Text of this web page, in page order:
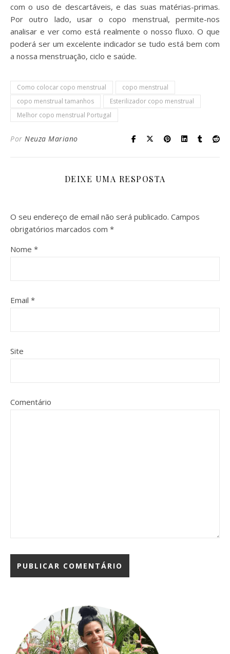
com o uso de descartáveis, e das suas matérias-primas.
Por outro lado, usar o copo menstrual, permite-nos
analisar e ver como está realmente o nosso fluxo. O que
poderá ser um excelente indicador se tudo está bem com
a nossa menstruação, ciclo e saúde.
Como colocar copo menstrual
copo menstrual
copo menstrual tamanhos
Esterilizador copo menstrual
Melhor copo menstrual Portugal
Por Neuza Mariano
DEIXE UMA RESPOSTA
O seu endereço de email não será publicado. Campos
obrigatórios marcados com *
Nome *
Email *
Site
Comentário